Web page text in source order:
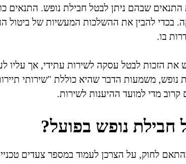
שבהם ניתן לבטל חבילת נופש. התנאים
בכדי להבין את ההשלכות המעשיות של ביטול
בו.
לצרכן יש את הזכות לבטל עסקה לשירות עתידי, אך
נופש, משמעות הדבר שהיא כוללת "שירותי
מדי למועד ההיענות לשירות.
חבילת נופש בפועל?
לחוק, על הצרכן לעמוד במספר צעדים